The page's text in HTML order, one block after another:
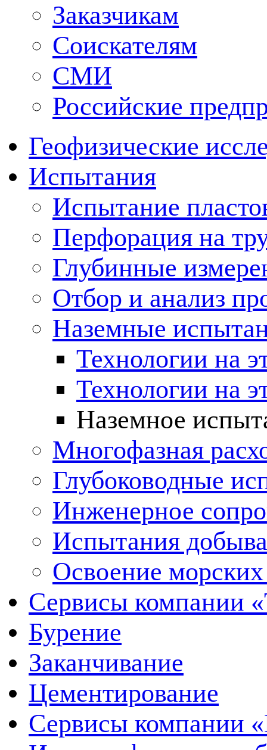
Заказчикам
Соискателям
СМИ
Российские
Геофизические
Испытания
Испытание
Перфорация на
Глубинные
Отбор и анализ
Наземные
Технологии на
Технологии на
Наземное
Многофазная
Глубоководные
Инженерное
Испытания
Освоение
Сервисы компании
Бурение
Заканчивание
Цементирование
Сервисы компании